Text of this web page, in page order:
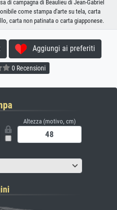
di campagna di Beaulieu di Jean-Gabriel
come stampa d'arte su tela, carta
carta non patinata o carta giapponese.
Aggiungi ai preferiti
0 Recensioni
Altezza (motivo, cm)